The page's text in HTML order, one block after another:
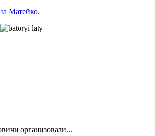
Матейко.
организовали...